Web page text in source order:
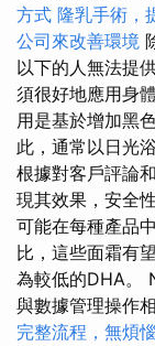
方式 隆乳手術，
公司來改善環境
以下的人無法提
須很好地應用身
用是基於增加黑
此，通常以日光
根據對客戶評論
現其效果，安全
可能在每種產品
比，這些面霜有
為較低的DHA。
與數據管理操作
完整流程，無煩